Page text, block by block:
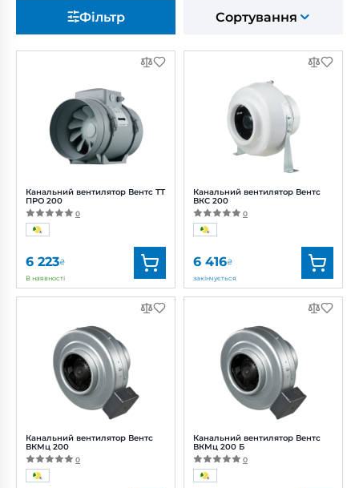
Фільтр Сортування
Канальний вентилятор Вентс ТТ
ПРО 200
0
6 223₴
В наявності
Вентс
Артикул: 0687910401
Діаметр:
200 мм
Потужність: 76, 108 Вт
Рівень
шуму:
Канальний вентилятор Вентс
ВКС 200
0
6 416₴
закінчується
Вентс
Артикул: 0687839805
Діаметр:
200 мм
Потужність:
166 Вт
Рівень
шуму:
Канальний вентилятор Вентс
ВКМц 200
0
Канальний вентилятор Вентс
ВКМц 200 Б
0